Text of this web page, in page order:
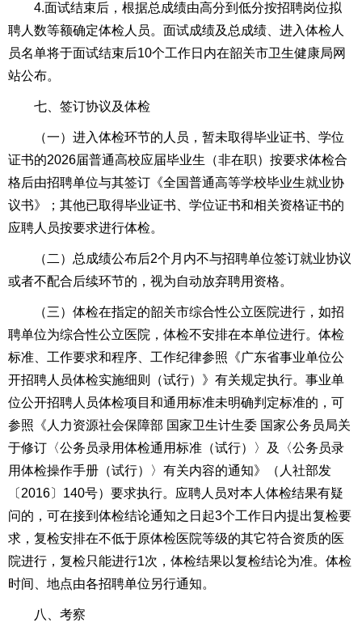
4.面试结束后，根据总成绩由高分到低分按招聘岗位拟
聘人数等额确定体检人员。面试成绩及总成绩、进入体检人
员名单将于面试结束后10个工作日内在韶关市卫生健康局网
站公布。
七、签订协议及体检
（一）进入体检环节的人员，暂未取得毕业证书、学位
证书的2026届普通高校应届毕业生（非在职）按要求体检合
格后由招聘单位与其签订《全国普通高等学校毕业生就业协
议书》；其他已取得毕业证书、学位证书和相关资格证书的
应聘人员按要求进行体检。
（二）总成绩公布后2个月内不与招聘单位签订就业协议
或者不配合后续环节的，视为自动放弃聘用资格。
（三）体检在指定的韶关市综合性公立医院进行，如招
聘单位为综合性公立医院，体检不安排在本单位进行。体检
标准、工作要求和程序、工作纪律参照《广东省事业单位公
开招聘人员体检实施细则（试行）》有关规定执行。事业单
位公开招聘人员体检项目和通用标准未明确判定标准的，可
参照《人力资源社会保障部 国家卫生计生委 国家公务员局关
于修订〈公务员录用体检通用标准（试行）〉及〈公务员录
用体检操作手册（试行）〉有关内容的通知》（人社部发
〔2016〕140号）要求执行。应聘人员对本人体检结果有疑
问的，可在接到体检结论通知之日起3个工作日内提出复检要
求，复检安排在不低于原体检医院等级的其它符合资质的医
院进行，复检只能进行1次，体检结果以复检结论为准。体检
时间、地点由各招聘单位另行通知。
八、考察